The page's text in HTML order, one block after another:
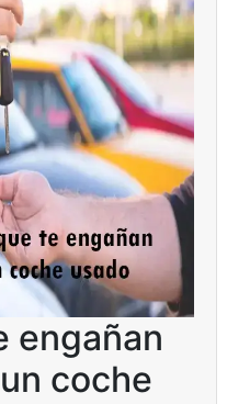
engañan
coche